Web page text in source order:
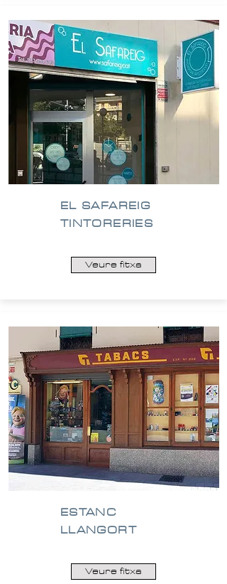
EL SAFAREIG
TINTORERIES
Veure fitxa
ESTANC
LLANGORT
Veure fitxa